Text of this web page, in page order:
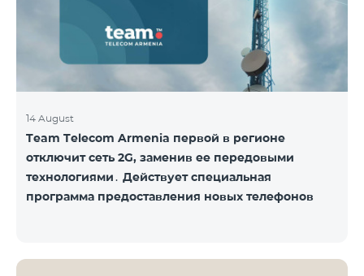
14 August
Team Telecom Armenia первой в регионе
отключит сеть 2G, заменив ее передовыми
технологиями․ Действует специальная
программа предоставления новых телефонов